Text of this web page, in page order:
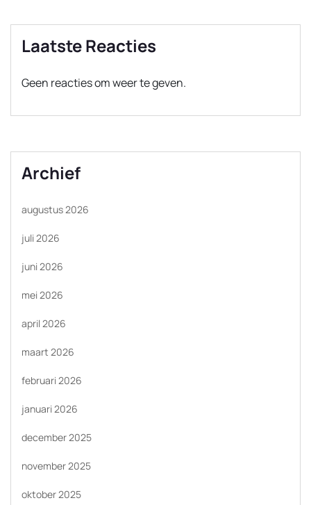
Laatste Reacties
Geen reacties om weer te geven.
Archief
augustus 2026
juli 2026
juni 2026
mei 2026
april 2026
maart 2026
februari 2026
januari 2026
december 2025
november 2025
oktober 2025